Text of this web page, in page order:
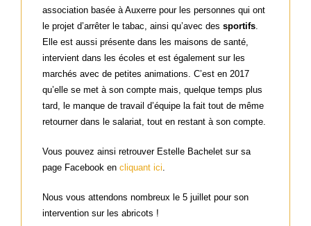
association basée à Auxerre pour les personnes qui ont
le projet d’arrêter le tabac, ainsi qu’avec des sportifs.
Elle est aussi présente dans les maisons de santé,
intervient dans les écoles et est également sur les
marchés avec de petites animations. C’est en 2017
qu’elle se met à son compte mais, quelque temps plus
tard, le manque de travail d’équipe la fait tout de même
retourner dans le salariat, tout en restant à son compte.
Vous pouvez ainsi retrouver Estelle Bachelet sur sa
page Facebook en cliquant ici
Nous vous attendons nombreux le 5 juillet pour son
intervention sur les abricots !